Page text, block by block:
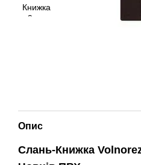
Опис
Слань-Книжка